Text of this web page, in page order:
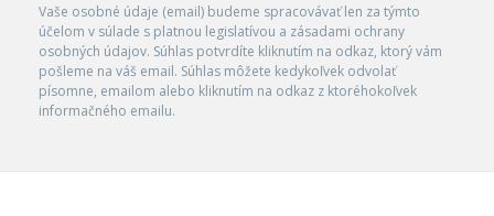
Vaše osobné údaje (email) budeme spracovávať len za týmto
účelom v súlade s platnou legislatívou a zásadami ochrany
osobných údajov. Súhlas potvrdíte kliknutím na odkaz, ktorý vám
pošleme na váš email. Súhlas môžete kedykoľvek odvolať
písomne, emailom alebo kliknutím na odkaz z ktoréhokoľvek
informačného emailu.